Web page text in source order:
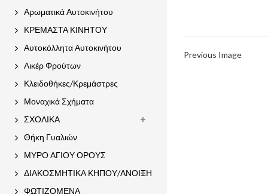
Previous Image
Αρωματικά Αυτοκινήτου
ΚΡΕΜΑΣΤΑ ΚΙΝΗΤΟΥ
Αυτοκόλλητα Αυτοκινήτου
Λικέρ Φρούτων
Κλειδοθήκες/Κρεμάστρες
Μοναχικά Σχήματα
ΣΧΟΛΙΚΑ
Θήκη Γυαλιών
ΜΥΡΟ ΑΓΙΟΥ ΟΡΟΥΣ
ΔΙΑΚΟΣΜΗΤΙΚΑ ΚΗΠΟΥ/ΑΝΟΙΞΗ
ΦΩΤΙΖΟΜΕΝΑ